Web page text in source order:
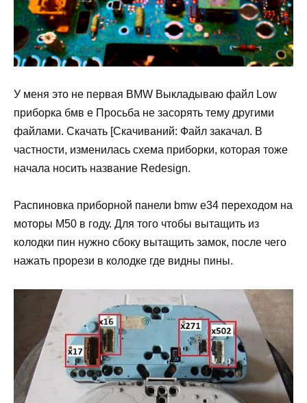
У меня это не первая BMW Выкладываю файл Low
приборка бмв е Просьба не засорять тему другими
файлами. Скачать [Скачиваний: Файл закачал. В
частности, изменилась схема приборки, которая тоже
начала носить название Redesign.
Распиновка приборной панели bmw e34 переходом на
моторы М50 в году. Для того чтобы вытащить из
колодки пин нужно сбоку вытащить замок, после чего
нажать прорези в колодке где видны пины.